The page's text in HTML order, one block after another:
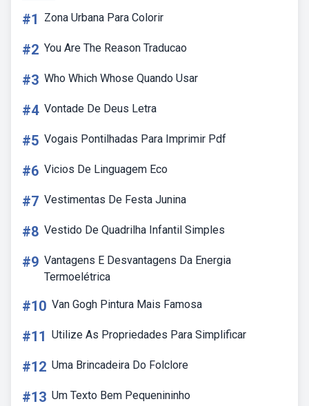
#1 Zona Urbana Para Colorir
#2 You Are The Reason Traducao
#3 Who Which Whose Quando Usar
#4 Vontade De Deus Letra
#5 Vogais Pontilhadas Para Imprimir Pdf
#6 Vicios De Linguagem Eco
#7 Vestimentas De Festa Junina
#8 Vestido De Quadrilha Infantil Simples
#9 Vantagens E Desvantagens Da Energia
Termoelétrica
#10 Van Gogh Pintura Mais Famosa
#11 Utilize As Propriedades Para Simplificar
#12 Uma Brincadeira Do Folclore
#13 Um Texto Bem Pequenininho